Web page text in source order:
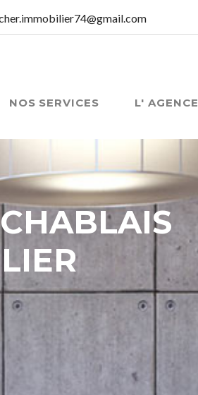
NOS SERVICES L' AGENCE